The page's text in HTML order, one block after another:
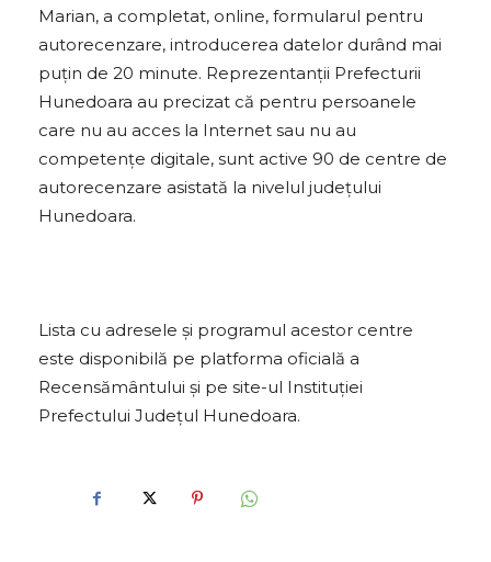
Marian, a completat, online, formularul pentru
autorecenzare, introducerea datelor durând mai
puțin de 20 minute. Reprezentanții Prefecturii
Hunedoara au precizat că pentru persoanele
care nu au acces la Internet sau nu au
competențe digitale, sunt active 90 de centre de
autorecenzare asistată la nivelul județului
Hunedoara.
Lista cu adresele și programul acestor centre
este disponibilă pe platforma oficială a
Recensământului și pe site-ul Instituției
Prefectului Județul Hunedoara.